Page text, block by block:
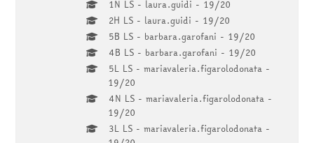
1N LS - laura.guidi - 19/20
2H LS - laura.guidi - 19/20
5B LS - barbara.garofani - 19/20
4B LS - barbara.garofani - 19/20
5L LS - mariavaleria.figarolodonata -
19/20
4N LS - mariavaleria.figarolodonata -
19/20
3L LS - mariavaleria.figarolodonata -